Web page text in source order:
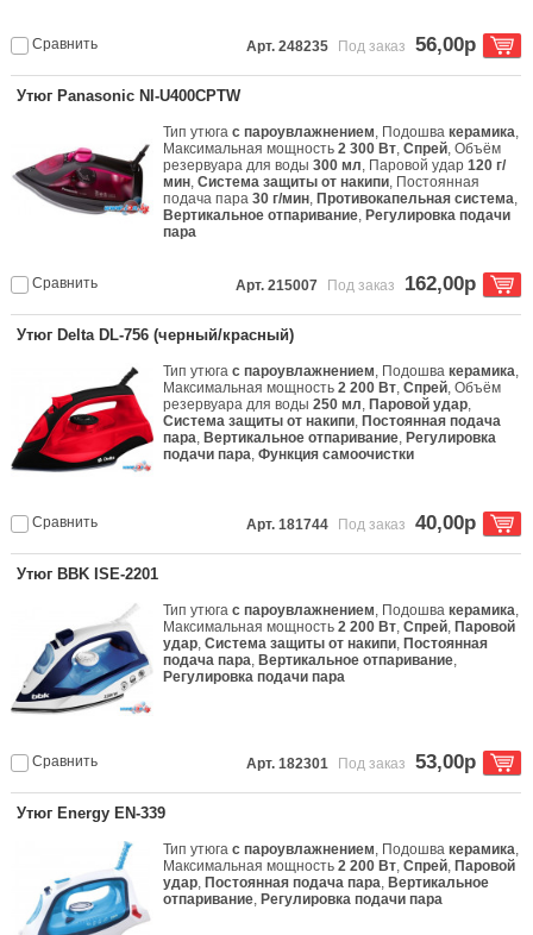
Сравнить Арт. 248235 Под заказ 56,00р
Утюг Panasonic NI-U400CPTW
Тип утюгас пароувлажнением, Подошвакерамика,
Максимальная мощность2 300 Вт,Спрей, Объём
резервуара для воды300 мл, Паровой удар120 г/
мин,Система защиты от накипи, Постоянная
подача пара30 г/мин, Противокапельная система,
Вертикальное отпаривание, Регулировка подачи
пара
Сравнить Арт. 215007 Под заказ 162,00р
Утюг Delta DL-756 (черный/красный)
Тип утюгас пароувлажнением, Подошвакерамика,
Максимальная мощность2 200 Вт,Спрей, Объём
резервуара для воды250 мл, Паровой удар,
Система защиты от накипи, Постоянная подача
пара, Вертикальное отпаривание, Регулировка
подачи пара,Функция самоочистки
Сравнить Арт. 181744 Под заказ 40,00р
Утюг BBK ISE-2201
Тип утюгас пароувлажнением, Подошвакерамика,
Максимальная мощность2 200 Вт,Спрей, Паровой
удар,Система защиты от накипи, Постоянная
подача пара, Вертикальное отпаривание,
Регулировка подачи пара
Сравнить Арт. 182301 Под заказ 53,00р
Утюг Energy EN-339
Тип утюгас пароувлажнением, Подошвакерамика,
Максимальная мощность2 200 Вт,Спрей, Паровой
удар, Постоянная подача пара, Вертикальное
отпаривание, Регулировка подачи пара